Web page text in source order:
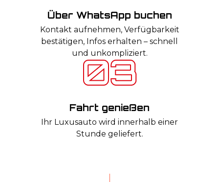
Über WhatsApp buchen
Kontakt aufnehmen, Verfügbarkeit
bestätigen, Infos erhalten – schnell
und unkompliziert.
Fahrt genießen
Ihr Luxusauto wird innerhalb einer
Stunde geliefert.